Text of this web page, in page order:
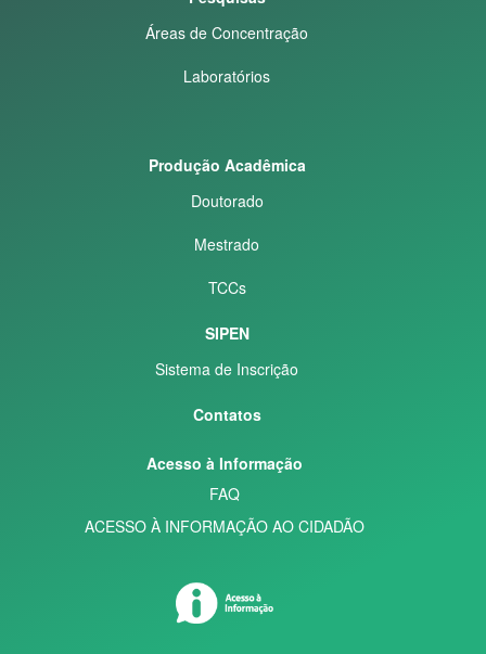
Áreas de Concentração
Laboratórios
Produção Acadêmica
Doutorado
Mestrado
TCCs
SIPEN
Sistema de Inscrição
Contatos
Acesso à Informação
FAQ
ACESSO À INFORMAÇÃO AO CIDADÃO